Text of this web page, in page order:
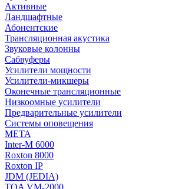
Активные
Ландшафтные
Абонентские
Трансляционная акустика
Звуковые колонны
Сабвуферы
Усилители мощности
Усилители-микшеры
Оконечные трансляционные
Низкоомные усилители
Предварительные усилители
Системы оповещения
МЕТА
Inter-M 6000
Roxton 8000
Roxton IP
JDM (JEDIA)
TOA VM-2000